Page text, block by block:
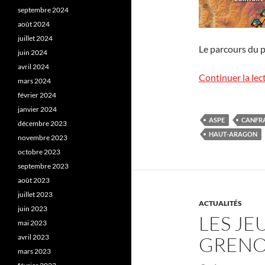
Le parcours du
Continuer la
ASPE
HAUT-ARAGON
ACTUALITÉS
LES
septembre 2024
août 2024
juillet 2024
juin 2024
avril 2024
mars 2024
février 2024
janvier 2024
décembre 2023
novembre 2023
octobre 2023
septembre 2023
août 2023
juillet 2023
juin 2023
mai 2023
avril 2023
mars 2023